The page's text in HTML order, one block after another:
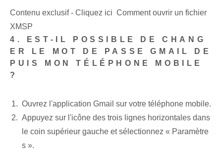
Contenu exclusif - Cliquez ici Comment ouvrir un fichier
XMSP
4. EST-IL POSSIBLE DE CHANG
ER LE MOT DE PASSE GMAIL DE
PUIS MON TÉLÉPHONE MOBILE
?
Ouvrez l'application Gmail sur votre téléphone mobile.
Appuyez sur l'icône des trois lignes horizontales dans
le coin supérieur gauche et sélectionnez « Paramètre
s ».